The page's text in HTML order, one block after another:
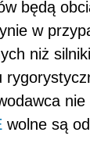
będą
w
niż
nie
wolne są